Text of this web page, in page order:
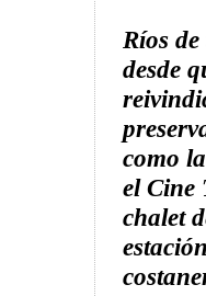
Ríos
desde
como
el Cine
chalet